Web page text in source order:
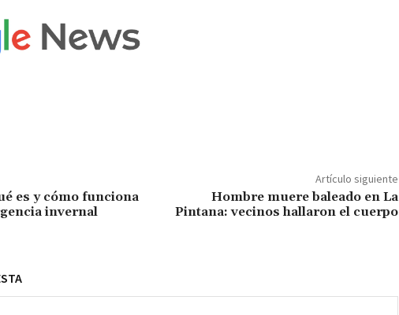
es y cómo funciona
invernal
Artículo siguiente
Hombre muere baleado en La
Pintana: vecinos hallaron el cuerpo